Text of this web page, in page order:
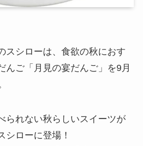
スシローは、食欲の秋におす
んご「月見の宴だんご」を9月
られない秋らしいスイーツが
シローに登場！